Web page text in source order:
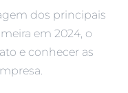
dos principais
em 2024, o
e conhecer as